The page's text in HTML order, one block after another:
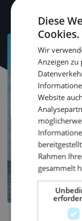
Diese
Cookies.
Wir
Anzeigen
Website
Rahmen
gesammelt